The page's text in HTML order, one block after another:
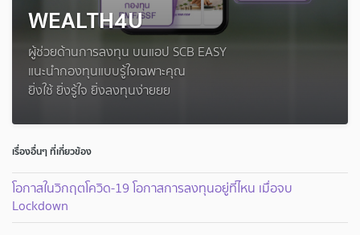
WEALTH4U
ผู้ช่วยด้านการลงทุน บนแอป SCB EASY
แนะนำกองทุนแบบรู้ใจเฉพาะคุณ
ยิ่งใช้ ยิ่งรู้ใจ ยิ่งลงทุนง่ายยย
เรื่องอื่นๆ ที่เกี่ยวข้อง
โอกาสในวิกฤตโควิด-19 โอกาสการลงทุนอยู่ที่ไหน เมื่อจบ
Lockdown